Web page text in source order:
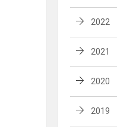
2022
2021
2020
2019